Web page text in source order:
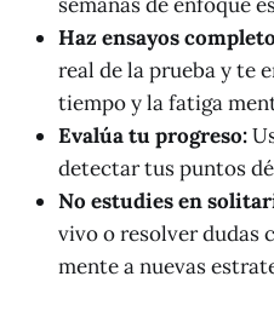
Haz ensayos
real de la prueba y te
tiempo y la fatiga
Evalúa tu progreso:
detectar tus puntos
No estudies en
vivo o resolver dudas
mente a nuevas